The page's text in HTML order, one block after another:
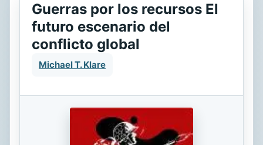
Guerras por los recursos El
futuro escenario del
conflicto global
Michael T. Klare